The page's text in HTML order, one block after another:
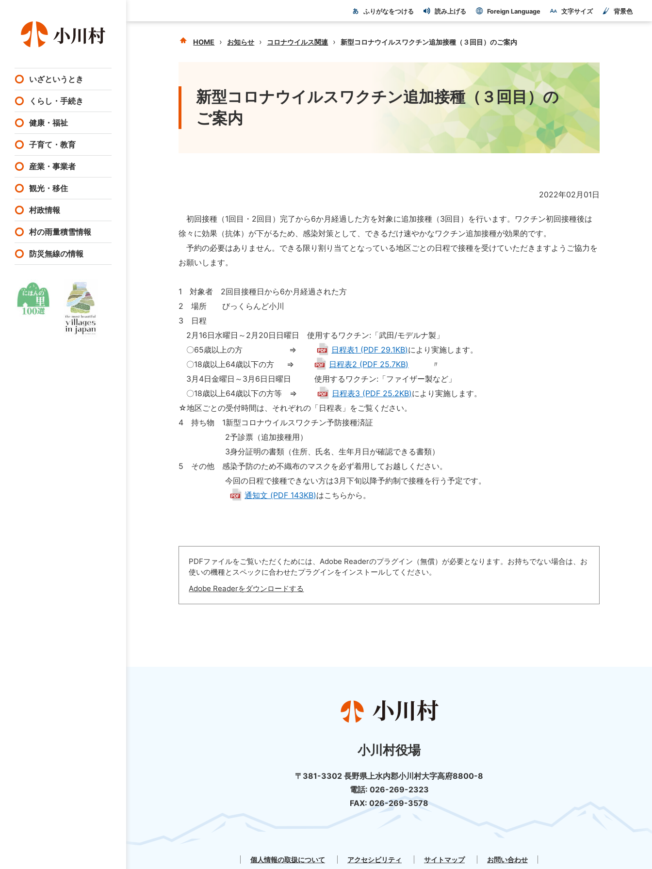
ふりがなをつける 読み上げる Foreign Language 文字サイズ 背景色
いざというとき
くらし・手続き
健康・福祉
子育て・教育
産業・事業者
観光・移住
村政情報
村の雨量積雪情報
防災無線の情報
HOME › お知らせ › コロナウイルス関連 › 新型コロナウイルスワクチン追加接種（３回目）のご案内
新型コロナウイルスワクチン追加接種（３回目）の
ご案内
2022年02月01日
初回接種（1回目・2回目）完了から6か月経過した方を対象に追加接種（3回目）を行います。ワクチン初回接種後は
徐々に効果（抗体）が下がるため、感染対策として、できるだけ速やかなワクチン追加接種が効果的です。
予約の必要はありません。できる限り割り当てとなっている地区ごとの日程で接種を受けていただきますようご協力を
お願いします。
1 対象者 2回目接種日から6か月経過された方
2 場所 びっくらんど小川
3 日程
2月16日水曜日～2月20日日曜日 使用するワクチン:「武田/モデルナ製」
〇65歳以上の方 ⇒
日程表1 (PDF 29.1KB)により実施します。
〇18歳以上64歳以下の方 ⇒
日程表2 (PDF 25.7KB)
〃
3月4日金曜日～3月6日日曜日 使用するワクチン:「ファイザー製など」
〇18歳以上64歳以下の方等 ⇒
日程表3 (PDF 25.2KB)により実施します。
☆地区ごとの受付時間は、それぞれの「日程表」をご覧ください。
4 持ち物 1新型コロナウイルスワクチン予防接種済証
2予診票（追加接種用）
3身分証明の書類（住所、氏名、生年月日が確認できる書類）
5 その他 感染予防のため不織布のマスクを必ず着用してお越しください。
今回の日程で接種できない方は3月下旬以降予約制で接種を行う予定です。
通知文 (PDF 143KB)はこちらから。
PDFファイルをご覧いただくためには、Adobe Readerのプラグイン（無償）が必要となります。お持ちでない場合は、お
使いの機種とスペックに合わせたプラグインをインストールしてください。
Adobe Readerをダウンロードする
小川村役場
〒381-3302 長野県上水内郡小川村大字高府8800-8
電話: 026-269-2323
FAX: 026-269-3578
個人情報の取扱について アクセシビリティ サイトマップ お問い合わせ